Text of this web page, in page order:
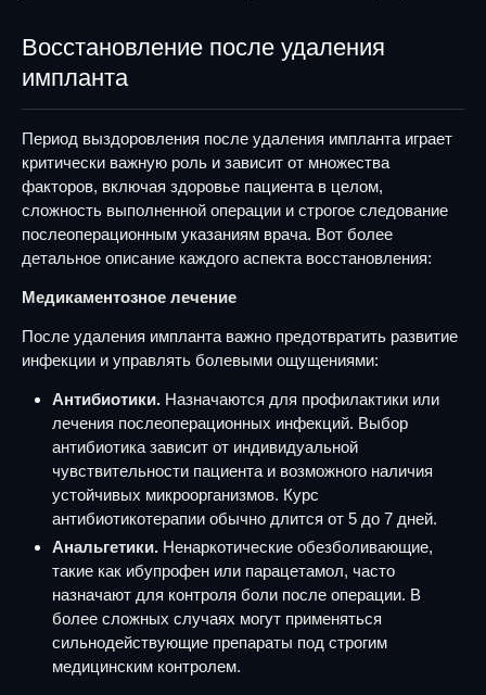
Восстановление после удаления
импланта
Период выздоровления после удаления импланта играет
критически важную роль и зависит от множества
факторов, включая здоровье пациента в целом,
сложность выполненной операции и строгое следование
послеоперационным указаниям врача. Вот более
детальное описание каждого аспекта восстановления:
Медикаментозное лечение
После удаления импланта важно предотвратить развитие
инфекции и управлять болевыми ощущениями:
Антибиотики. Назначаются для профилактики или
лечения послеоперационных инфекций. Выбор
антибиотика зависит от индивидуальной
чувствительности пациента и возможного наличия
устойчивых микроорганизмов. Курс
антибиотикотерапии обычно длится от 5 до 7 дней.
Анальгетики. Ненаркотические обезболивающие,
такие как ибупрофен или парацетамол, часто
назначают для контроля боли после операции. В
более сложных случаях могут применяться
сильнодействующие препараты под строгим
медицинским контролем.